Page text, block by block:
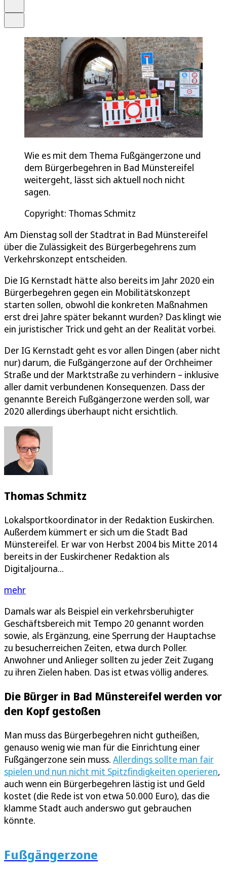
Wie es mit dem Thema Fußgängerzone und
dem Bürgerbegehren in Bad Münstereifel
weitergeht, lässt sich aktuell noch nicht
sagen.
Copyright: Thomas Schmitz
Am Dienstag soll der Stadtrat in Bad Münstereifel
über die Zulässigkeit des Bürgerbegehrens zum
Verkehrskonzept entscheiden.
Die IG Kernstadt hätte also bereits im Jahr 2020 ein
Bürgerbegehren gegen ein Mobilitätskonzept
starten sollen, obwohl die konkreten Maßnahmen
erst drei Jahre später bekannt wurden? Das klingt wie
ein juristischer Trick und geht an der Realität vorbei.
Der IG Kernstadt geht es vor allen Dingen (aber nicht
nur) darum, die Fußgängerzone auf der Orchheimer
Straße und der Marktstraße zu verhindern – inklusive
aller damit verbundenen Konsequenzen. Dass der
genannte Bereich Fußgängerzone werden soll, war
2020 allerdings überhaupt nicht ersichtlich.
Thomas Schmitz
Lokalsportkoordinator in der Redaktion Euskirchen.
Außerdem kümmert er sich um die Stadt Bad
Münstereifel. Er war von Herbst 2004 bis Mitte 2014
bereits in der Euskirchener Redaktion als
Digitaljourna...
mehr
Damals war als Beispiel ein verkehrsberuhigter
Geschäftsbereich mit Tempo 20 genannt worden
sowie, als Ergänzung, eine Sperrung der Hauptachse
zu besucherreichen Zeiten, etwa durch Poller.
Anwohner und Anlieger sollten zu jeder Zeit Zugang
zu ihren Zielen haben. Das ist etwas völlig anderes.
Die Bürger in Bad Münstereifel werden vor
den Kopf gestoßen
Man muss das Bürgerbegehren nicht gutheißen,
genauso wenig wie man für die Einrichtung einer
Fußgängerzone sein muss. Allerdings sollte man fair
spielen und nun nicht mit Spitzfindigkeiten operieren,
auch wenn ein Bürgerbegehren lästig ist und Geld
kostet (die Rede ist von etwa 50.000 Euro), das die
klamme Stadt auch anderswo gut gebrauchen
könnte.
Fußgängerzone